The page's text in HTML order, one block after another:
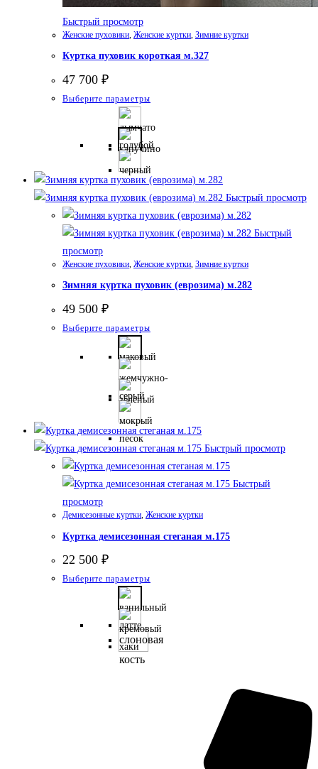
Быстрый просмотр
Женские пуховики Женские куртки Зимние куртки
Куртка пуховик короткая м.327
47 700 ₽
Выберите параметры
имеет
несколько
вариаций.
Опции
можно
выбрать
на
Быстрый просмотр
Быстрый
просмотр
Женские пуховики Женские куртки Зимние куртки
Зимняя куртка пуховик (еврозима) м.282
49 500 ₽
Выберите параметры
имеет
несколько
вариаций.
Опции
можно
выбрать
на
странице
Быстрый просмотр
Быстрый
просмотр
Демисезонные куртки, Женские куртки
Куртка демисезонная стеганая м.175
22 500 ₽
Выберите параметры
имеет
несколько
слоновая
кость